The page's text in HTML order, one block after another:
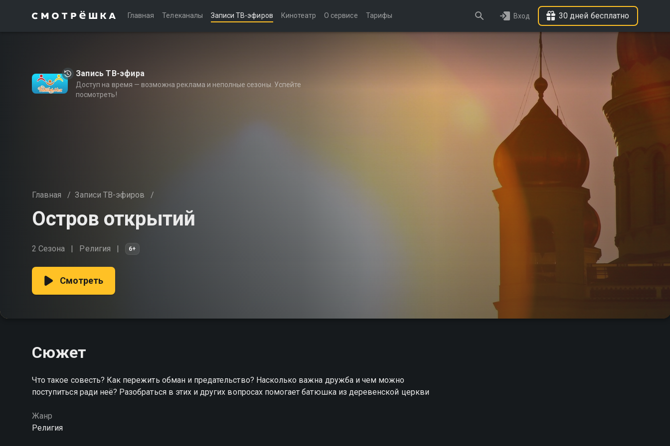
Главная Телеканалы Записи ТВ-эфиров Кинотеатр О сервисе Тарифы Вход 30 дней бесплатно
Запись ТВ-эфира
Доступ на время — возможна реклама и неполные сезоны. Успейте
посмотреть!
Главная / Записи ТВ-эфиров /
Остров открытий
2 Сезона Религия 6+
Смотреть
Сюжет
Что такое совесть? Как пережить обман и предательство? Насколько важна дружба и чем можно
поступиться ради неё? Разобраться в этих и других вопросах помогает батюшка из деревенской церкви
Жанр
Религия